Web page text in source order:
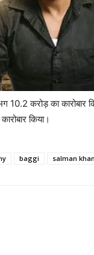
करोड़ का कारोबार
किया।
baggi salman khan